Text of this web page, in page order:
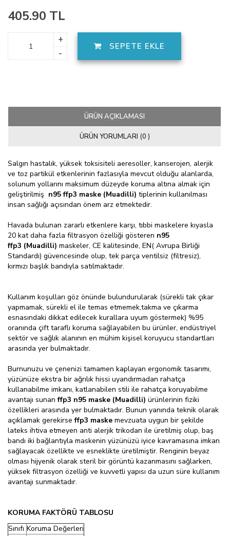
405.90 TL
+
-
SEPETE EKLE
ÜRÜN AÇIKLAMASI
ÜRÜN YORUMLARI (0 )
Salgın hastalık, yüksek toksisiteli aeresoller, kanserojen, alerjik
ve toz partikül etkenlerinin fazlasıyla mevcut olduğu alanlarda,
solunum yollarını maksimum düzeyde koruma altına almak için
geliştirilmiş n95 ffp3 maske (Muadilli) tiplerinin kullanılması
insan sağlığı açısından önem arz etmektedir.
Havada bulunan zararlı etkenlere karşı, tıbbi maskelere kıyasla
20 kat daha fazla filtrasyon özelliği gösteren n95
ffp3 (Muadilli) maskeler, CE kalitesinde, EN( Avrupa Birliği
Standardı) güvencesinde olup, tek parça ventilsiz (filtresiz),
kırmızı başlık bandıyla satılmaktadır.
Kullanım koşulları göz önünde bulundurularak (sürekli tak çıkar
yapmamak, sürekli el ile temas etmemek,takma ve çıkarma
esnasındaki dikkat edilecek kurallara uyum göstermek) %95
oranında çift taraflı koruma sağlayabilen bu ürünler, endüstriyel
sektör ve sağlık alanının en mühim kişisel koruyucu standartları
arasında yer bulmaktadır.
Burnunuzu ve çenenizi tamamen kaplayan ergonomik tasarımı,
yüzünüze ekstra bir ağrılık hissi uyandırmadan rahatça
kullanabilme imkanı, katlanabilen stili ile rahatça koruyabilme
avantajı sunanffp3 n95 maske (Muadilli) ürünlerinin fiziki
özellikleri arasında yer bulmaktadır. Bunun yanında teknik olarak
açıklamak gerekirse ffp3 maske mevzuata uygun bir şekilde
lateks ihtiva etmeyen anti alerjik trikodan ile üretilmiş olup, baş
bandı iki bağlantıyla maskenin yüzünüzü iyice kavramasına imkan
sağlayacak özellikte ve esneklikte üretilmiştir. Renginin beyaz
olması hijyenik olarak steril bir görüntü kazanmasını sağlarken,
yüksek filtrasyon özelliği ve kuvvetli yapısı da uzun süre kullanım
avantajı sunmaktadır.
KORUMA FAKTÖRÜ TABLOSU
Sınıfı Koruma Değerleri